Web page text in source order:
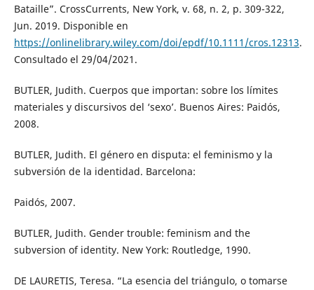
Bataille”. CrossCurrents, New York, v. 68, n. 2, p. 309-322,
Jun. 2019. Disponible en
https://onlinelibrary.wiley.com/doi/epdf/10.1111/cros.12313.
Consultado el 29/04/2021.
BUTLER, Judith. Cuerpos que importan: sobre los límites
materiales y discursivos del ‘sexo’. Buenos Aires: Paidós,
2008.
BUTLER, Judith. El género en disputa: el feminismo y la
subversión de la identidad. Barcelona:
Paidós, 2007.
BUTLER, Judith. Gender trouble: feminism and the
subversion of identity. New York: Routledge, 1990.
DE LAURETIS, Teresa. “La esencia del triángulo, o tomarse